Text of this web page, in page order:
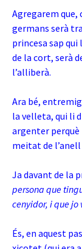
Agregarem
germans serà
princesa sap qui
de la cort, serà
l’alliberà.
Ara bé,
la velleta, qui li
argenter perquè
meitat de
Ja davant de la
persona que
cenyidor, i que jo
És, en aquest